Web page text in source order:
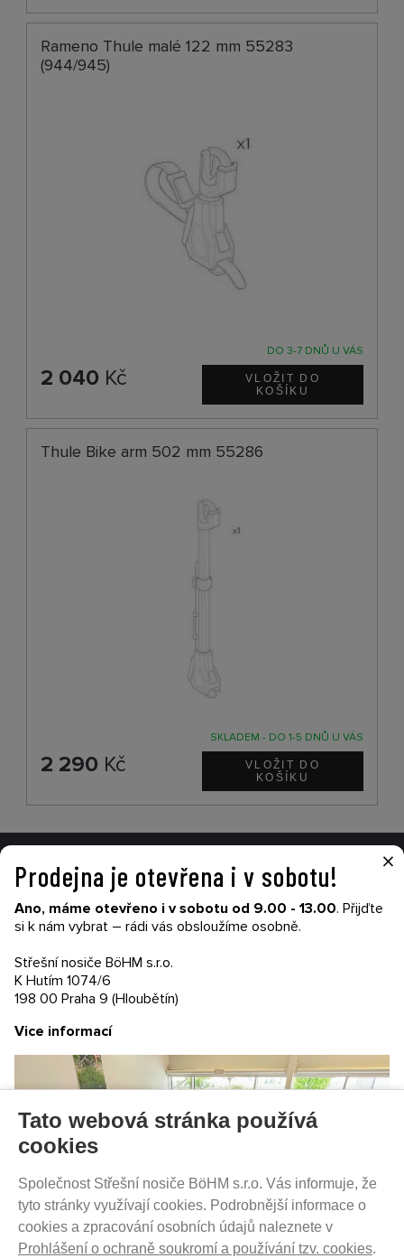
Rameno Thule malé 122 mm 55283
(944/945)
DO 3-7 DNŮ U VÁS
2 040 Kč
Thule Bike arm 502 mm 55286
SKLADEM - DO 1-5 DNŮ U VÁS
2 290 Kč
VŠE O NÁKUPU
Garance nákupu
Obchodní podmínky
Kontakty
Ochrana soukromí
SLEDUJTE NÁS NA SOCIÁLNÍCH SÍTÍCH
PRODEJ NA SPLÁTKY
Tato webová stránka používá
cookies
Společnost Střešní nosiče BöHM s.r.o. Vás informuje, že
tyto stránky využívají cookies. Podrobnější informace o
cookies a zpracování osobních údajů naleznete v
Prohlášení o ochraně soukromí a používání tzv. cookies.
×
Prodejna je otevřena i v sobotu!
Ano, máme otevřeno i v sobotu od 9.00 - 13.00. Přijďte
si k nám vybrat – rádi vás obsloužíme osobně.
Střešní nosiče BöHM s.r.o.
K Hutím 1074/6
198 00 Praha 9 (Hloubětín)
Vice informací